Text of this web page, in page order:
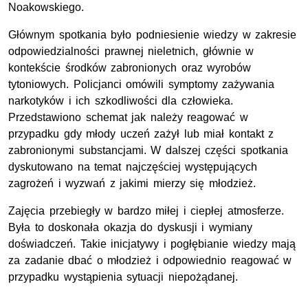
Noakowskiego.
Głównym spotkania było podniesienie wiedzy w zakresie
odpowiedzialności prawnej nieletnich, głównie w
kontekście środków zabronionych oraz wyrobów
tytoniowych. Policjanci omówili symptomy zażywania
narkotyków i ich szkodliwości dla człowieka.
Przedstawiono schemat jak należy reagować w
przypadku gdy młody uczeń zażył lub miał kontakt z
zabronionymi substancjami. W dalszej części spotkania
dyskutowano na temat najczęściej występujących
zagrożeń i wyzwań z jakimi mierzy się młodzież.
Zajęcia przebiegły w bardzo miłej i ciepłej atmosferze.
Była to doskonała okazja do dyskusji i wymiany
doświadczeń. Takie inicjatywy i pogłębianie wiedzy mają
za zadanie dbać o młodzież i odpowiednio reagować w
przypadku wystąpienia sytuacji niepożądanej.